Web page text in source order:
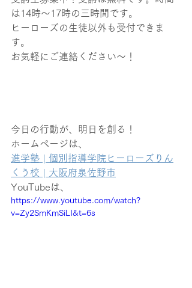
は14時～17時の三時間です。
ヒーローズの生徒以外も受付できま
す。
お気軽にご連絡ください～！
今日の行動が、明日を創る！
ホームページは、
進学塾 | 個別指導学院ヒーローズりん
くう校 | 大阪府泉佐野市
YouTubeは、
https://www.youtube.com/watch?
v=Zy2SmKmSiLI&t=6s